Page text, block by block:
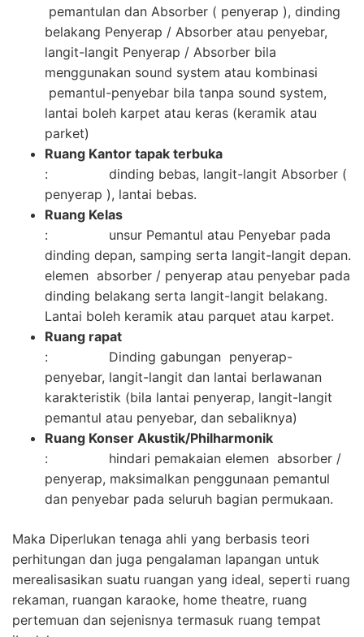
pemantulan dan Absorber ( penyerap ), dinding
belakang Penyerap / Absorber atau penyebar,
langit-langit Penyerap / Absorber bila
menggunakan sound system atau kombinasi
pemantul-penyebar bila tanpa sound system,
lantai boleh karpet atau keras (keramik atau
parket)
Ruang Kantor tapak terbuka
: dinding bebas, langit-langit Absorber (
penyerap ), lantai bebas.
Ruang Kelas
: unsur Pemantul atau Penyebar pada
dinding depan, samping serta langit-langit depan.
elemen absorber / penyerap atau penyebar pada
dinding belakang serta langit-langit belakang.
Lantai boleh keramik atau parquet atau karpet.
Ruang rapat
: Dinding gabungan penyerap-
penyebar, langit-langit dan lantai berlawanan
karakteristik (bila lantai penyerap, langit-langit
pemantul atau penyebar, dan sebaliknya)
Ruang Konser Akustik/Philharmonik
: hindari pemakaian elemen absorber /
penyerap, maksimalkan penggunaan pemantul
dan penyebar pada seluruh bagian permukaan.
Maka Diperlukan tenaga ahli yang berbasis teori
perhitungan dan juga pengalaman lapangan untuk
merealisasikan suatu ruangan yang ideal, seperti ruang
rekaman, ruangan karaoke, home theatre, ruang
pertemuan dan sejenisnya termasuk ruang tempat